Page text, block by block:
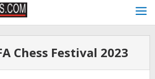
Chess Festival 2023